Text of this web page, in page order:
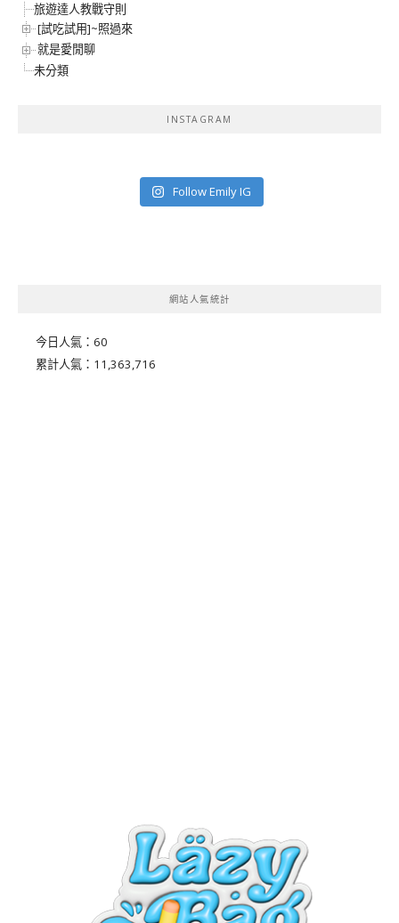
旅遊達人教戰守則
[試吃試用]~照過來
就是愛閒聊
未分類
INSTAGRAM
Follow Emily IG
網站人氣統計
今日人氣： 60
累計人氣： 11,363,716